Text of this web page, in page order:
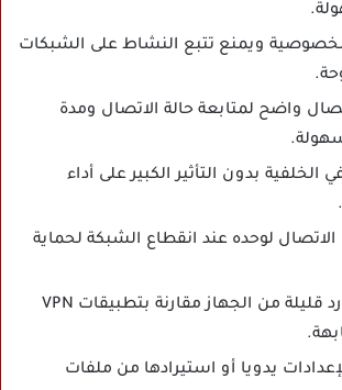
ويمنع تتبع النشاط على الشبكات
واضح لمتابعة حالة الاتصال ومدة
الخلفية بدون التأثير الكبير على أداء
لوحده عند انقطاع الشبكة لحماية
يستهلك موارد قليلة من الجهاز مقارنة بتطبيقات VPN
يدويا أو استيرادها من ملفات